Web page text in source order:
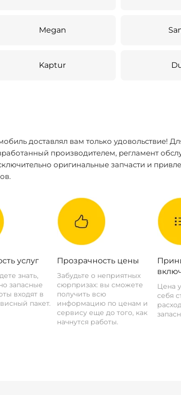
Megan
Kaptur
доставлял вам только удовольствие!
производителем, регламент
оригинальные запчасти и
услуг
знать,
запасные
входят в
пакет.
Прозрачность цены
Забудьте о неприятных
сюрпризах: вы сможете
получить всю
информацию по ценам и
сервису еще до того, как
начнутся работы.
Цена
себя